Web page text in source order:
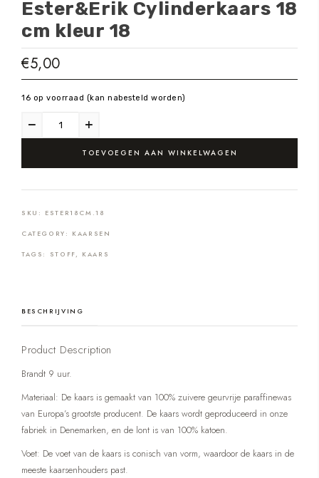
Ester&Erik Cylinderkaars 18
cm kleur 18
€5,00
16 op voorraad (kan nabesteld worden)
TOEVOEGEN AAN WINKELWAGEN
SKU: ESTER18CM.18
CATEGORY: KAARSEN
TAGS: STOFF, KAARS
BESCHRIJVING
Product Description
Brandt 9 uur.
Materiaal: De kaars is gemaakt van 100% zuivere geurvrije paraffinewas
van Europa’s grootste producent. De kaars wordt geproduceerd in onze
fabriek in Denemarken, en de lont is van 100% katoen.
Voet: De voet van de kaars is conisch van vorm, waardoor de kaars in de
meeste kaarsenhouders past.